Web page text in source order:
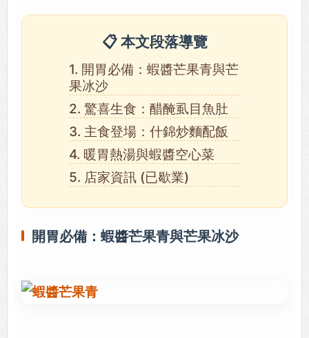
📋 本文段落導覽
1. 開胃必備：蝦醬芒果青與芒
果冰沙
2. 驚喜生食：醋醃虱目魚肚
3. 主食登場：什錦炒麵配飯
4. 暖胃熱湯與蝦醬空心菜
5. 店家資訊 (已歇業)
開胃必備：蝦醬芒果青與芒果冰沙